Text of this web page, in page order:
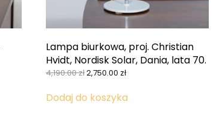
Lampa biurkowa, proj. Christian
Hvidt, Nordisk Solar, Dania, lata 70.
4,190.00złPierwotna
wynosiła:
4,190.00 zł.
2,750.00 złAktualna
wynosi:
Dodaj do koszyka